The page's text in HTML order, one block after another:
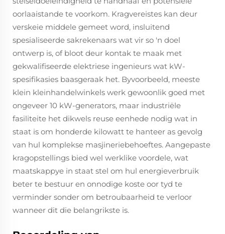
oorlaaistande te voorkom. Kragvereistes kan deur
verskeie middele gemeet word, insluitend
spesialiseerde sakrekenaars wat vir so 'n doel
ontwerp is, of bloot deur kontak te maak met
gekwalifiseerde elektriese ingenieurs wat kW-
spesifikasies baasgeraak het. Byvoorbeeld, meeste
klein kleinhandelwinkels werk gewoonlik goed met
ongeveer 10 kW-generators, maar industriële
fasiliteite het dikwels reuse eenhede nodig wat in
staat is om honderde kilowatt te hanteer as gevolg
van hul komplekse masjineriebehoeftes. Aangepaste
kragopstellings bied wel werklike voordele, wat
maatskappye in staat stel om hul energieverbruik
beter te bestuur en onnodige koste oor tyd te
verminder sonder om betroubaarheid te verloor
wanneer dit die belangrikste is.